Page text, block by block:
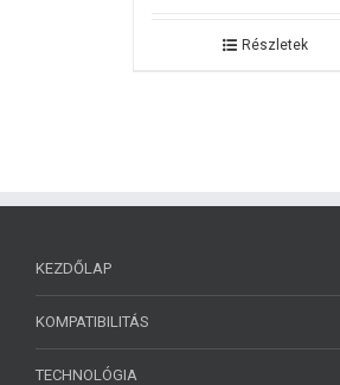
Részletek
KEZDŐLAP
KOMPATIBILITÁS
TECHNOLÓGIA